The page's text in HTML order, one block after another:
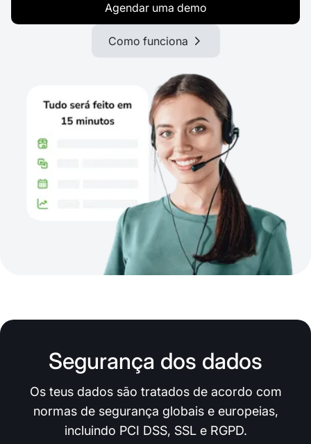
Agendar uma demo
Como funciona
Segurança dos dados
Os teus dados são tratados de acordo com
normas de segurança globais e europeias,
incluindo PCI DSS, SSL e RGPD.